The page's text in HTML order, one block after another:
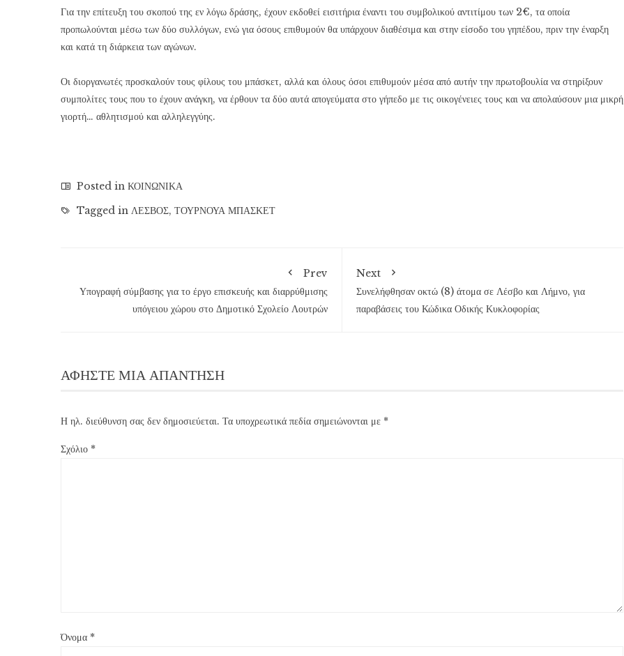
Για την επίτευξη του σκοπού της εν λόγω δράσης, έχουν εκδοθεί εισιτήρια έναντι του συμβολικού αντιτίμου των 2€, τα οποία
προπωλούνται μέσω των δύο συλλόγων, ενώ για όσους επιθυμούν θα υπάρχουν διαθέσιμα και στην είσοδο του γηπέδου, πριν την έναρξη
και κατά τη διάρκεια των αγώνων.
Οι διοργανωτές προσκαλούν τους φίλους του μπάσκετ, αλλά και όλους όσοι επιθυμούν μέσα από αυτήν την πρωτοβουλία να στηρίξουν
συμπολίτες τους που το έχουν ανάγκη, να έρθουν τα δύο αυτά απογεύματα στο γήπεδο με τις οικογένειες τους και να απολαύσουν μια μικρή
γιορτή… αθλητισμού και αλληλεγγύης.
Posted in ΚΟΙΝΩΝΙΚΑ
Tagged in ΛΕΣΒΟΣ, ΤΟΥΡΝΟΥΑ ΜΠΑΣΚΕΤ
Prev
Υπογραφή σύμβασης για το έργο επισκευής και διαρρύθμισης
υπόγειου χώρου στο Δημοτικό Σχολείο Λουτρών
Next
Συνελήφθησαν οκτώ (8) άτομα σε Λέσβο και Λήμνο, για
παραβάσεις του Κώδικα Οδικής Κυκλοφορίας
ΑΦΉΣΤΕ ΜΙΑ ΑΠΆΝΤΗΣΗ
Η ηλ. διεύθυνση σας δεν δημοσιεύεται. Τα υποχρεωτικά πεδία σημειώνονται με *
Σχόλιο *
Όνομα *